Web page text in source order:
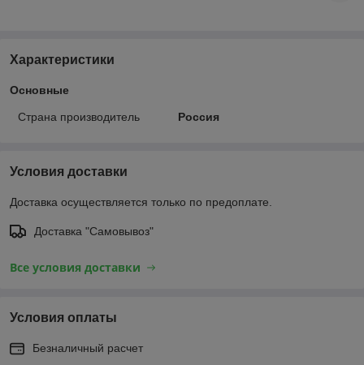
Характеристики
Основные
Страна производитель Россия
Условия доставки
Доставка осуществляется только по предоплате.
Доставка "Самовывоз"
Все условия доставки
Условия оплаты
Безналичный расчет